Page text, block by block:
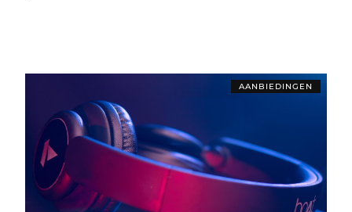
AANBIEDINGEN